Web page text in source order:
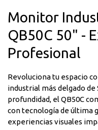
Monitor
QB50C 50" -
Profesional
Revoluciona tu espacio
industrial más delgado de
profundidad, el QB50C
con tecnología de última
experiencias visuales